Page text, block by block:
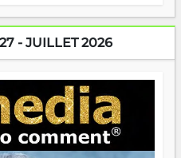
culture, les nouvelles sont
vient de décrocher le
Miangaly Elia rafle le Prix
Alors oui, on pourrait
chez soi satisfait. Mais ce
essentielle. La fougue, ça
vite. Une flamme sans
peut consumer. C'est
— pas pour reprendre le
- JUILLET 2026